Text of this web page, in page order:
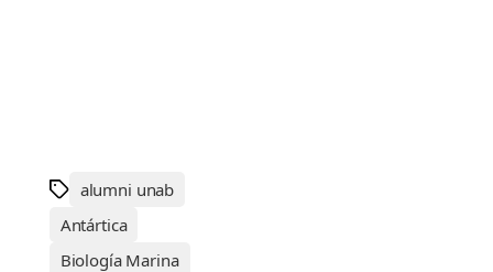
alumni unab
Antártica
Biología Marina